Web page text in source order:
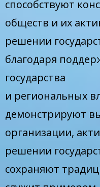
способствуют
обществ и их
решении
благодаря
государства
и региональных
демонстрируют
организации,
решении
сохраняют